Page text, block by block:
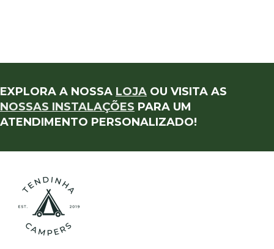
EXPLORA A NOSSA LOJA OU VISITA AS
NOSSAS INSTALAÇÕES PARA UM
ATENDIMENTO PERSONALIZADO!